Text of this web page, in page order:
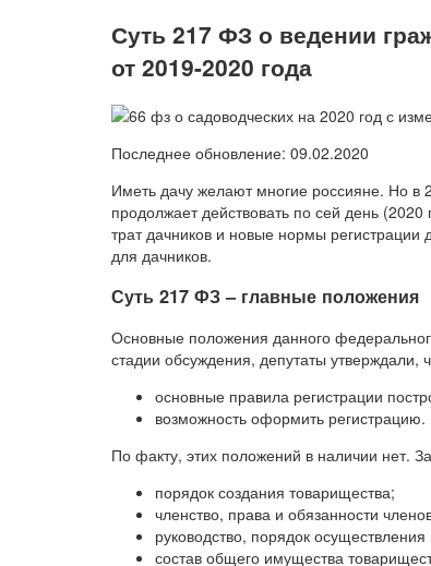
Суть 217 ФЗ о ведении
от 2019-2020 года
Последнее обновление: 09.02.2020
Иметь дачу желают многие россияне. Но в
продолжает действовать по сей день
трат дачников и новые нормы
для дачников.
Суть 217 ФЗ – главные положения
Основные положения данного
стадии обсуждения, депутаты утверждали,
основные правила регистрации
возможность оформить регистрацию.
По факту, этих положений в наличии нет.
порядок создания товарищества;
членство, права и обязанности
руководство, порядок
состав общего имущества